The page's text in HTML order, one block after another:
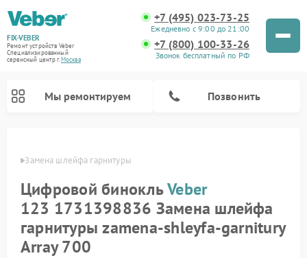
FIX-VEBER
Ремонт устройств Veber
Специализированный
cервисный центр г.Москва
+7 (495) 023-73-25
Ежедневно с 9:00 до 21:00
+7 (800) 100-33-26
Звонок бесплатный по РФ
Мы ремонтируем Позвонить
Замена шлейфа гарнитуры
Цифровой бинокльVeber
123 1731398836 Замена шлейфа
гарнитуры zamena-shleyfa-garnitury
Array 700